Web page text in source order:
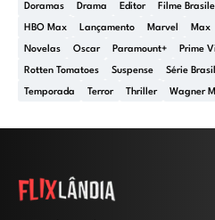
Doramas Drama Editor Filme
HBO Max Lançamento Marvel Max
Novelas Oscar Paramount+ Prime
Rotten Tomatoes Suspense Série
Temporada Terror Thriller Wagner